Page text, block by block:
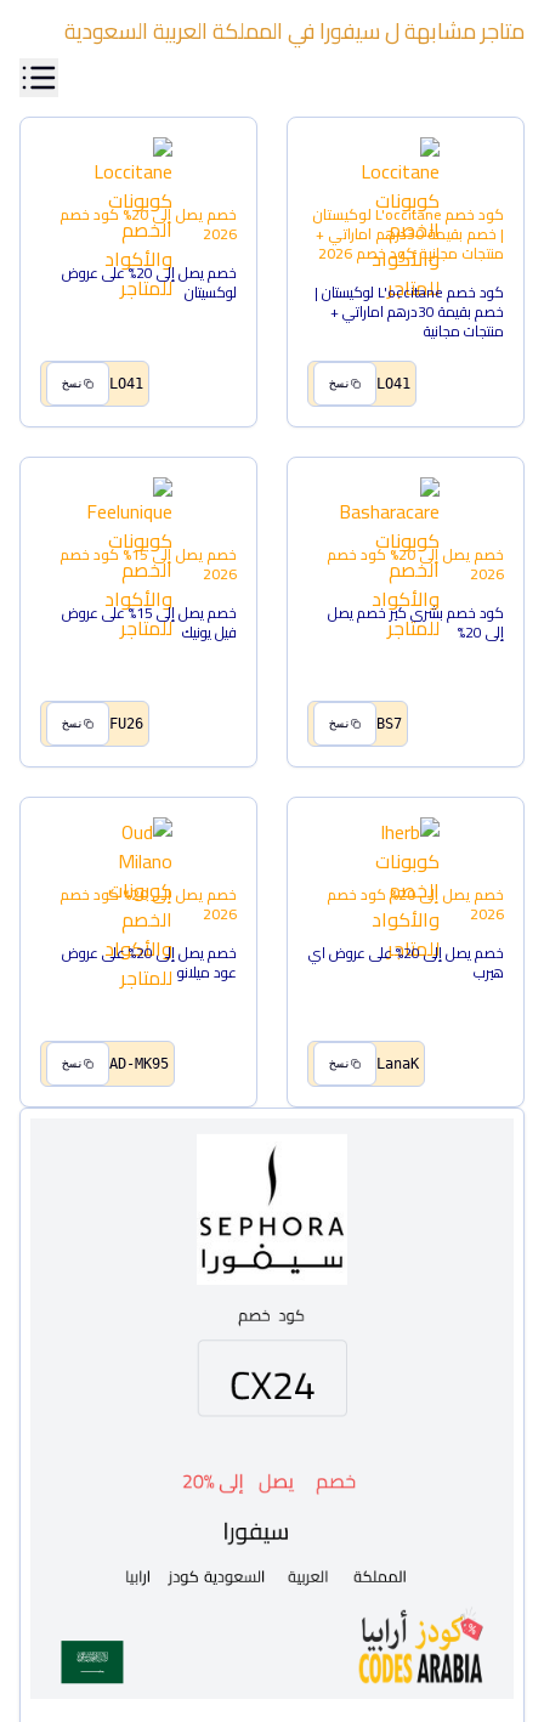
متاجر مشابهة لسيفورافيالمملكة العربية السعودية
كود خصم L'occitane لوكيستان
| خصم بقيمة 30درهم اماراتي +
منتجات مجانيةكود خصم2026
كود خصم L'occitane لوكيستان |
خصم بقيمة 30درهم اماراتي +
منتجات مجانية
LO41 نسخ
خصم يصل إلى 20% كود خصم
2026
خصم يصل إلى 20% على عروض
لوكسيتان
LO41 نسخ
خصم يصل إلى 20% كود خصم
2026
كود خصم بشرى كير خصم يصل
إلى 20%
BS7 نسخ
خصم يصل إلى 15% كود خصم
2026
خصم يصل إلى 15% على عروض
فيل يونيك
FU26 نسخ
خصم يصل إلى 20% كود خصم
2026
خصم يصل إلى 20% على عروض اي
هيرب
LanaK نسخ
خصم يصل إلى 20% كود خصم
2026
خصم يصل إلى 20% على عروض
عود ميلانو
AD-MK95 نسخ